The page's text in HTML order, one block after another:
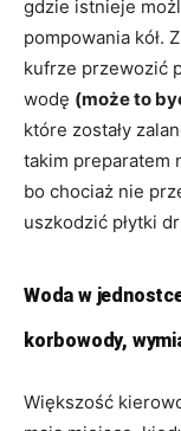
gdzie istnieje
pompowania kół.
kufrze przewozić
wodę (może to
które zostały
takim preparatem
bo chociaż nie
uszkodzić płytki
Woda w
korbowody,
Większość